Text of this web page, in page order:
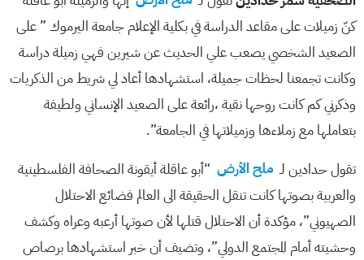
كنّ زميلات على مقاعد الدراسة في بكلية الإعلام جامعة اليرموك ” على
الصعيد الشخصي يصعب علي الحديث عن شيرين فهي زميلة دراسة
وكانت تجمعنا لحظات جميلة، استشهادها أعاد لي شريط من الذكريات
وذكرني كم كانت روحها نقية ،رائعة على الصعيد الإنساني ولطيفة
بتعاملها مع زملاءها وزميلاتها في الجامعة”.
تقول حدادين لـ ملح الأرض “أبو عاقلة أيقونة الصحافة الفلسطينية
والعربية بصوتها كانت تنقل الحقيقة الى العالم فضائع الاحتلال
الصهيوني”، مؤكدة أن الاحتلال قتلها لأن صوتها أرعبه وعراه وكشف
وحشيته أمام المجتمع الدولي”، وتضيف أن خبر استشهادها برصاص